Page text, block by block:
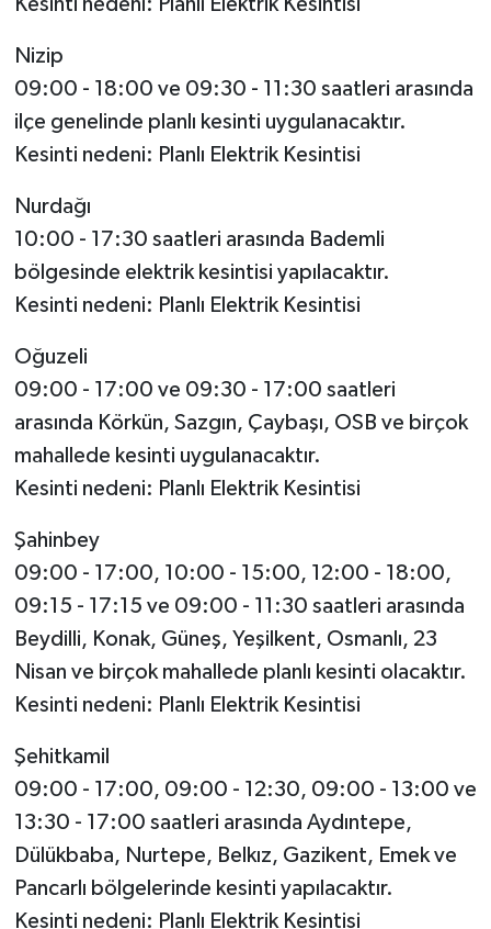
Nizip
09:00 - 18:00 ve 09:30 - 11:30 saatleri arasında
ilçe genelinde planlı kesinti uygulanacaktır.
Kesinti nedeni: Planlı Elektrik Kesintisi
Nurdağı
10:00 - 17:30 saatleri arasında Bademli
bölgesinde elektrik kesintisi yapılacaktır.
Kesinti nedeni: Planlı Elektrik Kesintisi
Oğuzeli
09:00 - 17:00 ve 09:30 - 17:00 saatleri
arasında Körkün, Sazgın, Çaybaşı, OSB ve birçok
mahallede kesinti uygulanacaktır.
Kesinti nedeni: Planlı Elektrik Kesintisi
Şahinbey
09:00 - 17:00, 10:00 - 15:00, 12:00 - 18:00,
09:15 - 17:15 ve 09:00 - 11:30 saatleri arasında
Beydilli, Konak, Güneş, Yeşilkent, Osmanlı, 23
Nisan ve birçok mahallede planlı kesinti olacaktır.
Kesinti nedeni: Planlı Elektrik Kesintisi
Şehitkamil
09:00 - 17:00, 09:00 - 12:30, 09:00 - 13:00 ve
13:30 - 17:00 saatleri arasında Aydıntepe,
Dülükbaba, Nurtepe, Belkız, Gazikent, Emek ve
Pancarlı bölgelerinde kesinti yapılacaktır.
Kesinti nedeni: Planlı Elektrik Kesintisi